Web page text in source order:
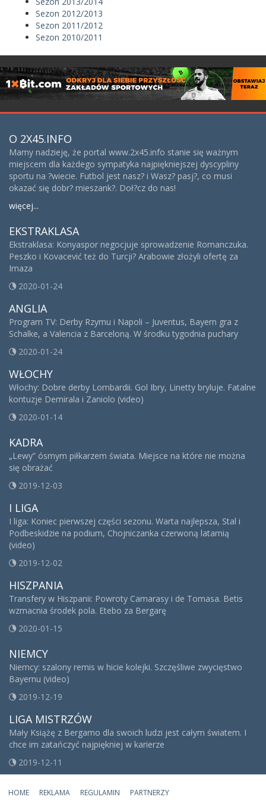
Sezon 2012/2013
Sezon 2011/2012
Sezon 2010/2011
O 2X45.INFO
Mamy nadzieję, że portal www.2x45.info stanie się ważnym
miejscem dla każdego sympatyka najpiękniejszej dyscypliny
sportu na ?wiecie. Futbol jest nasz? i Wasz? pasj?, co musi
okazać się dobr? mieszank?. Doł?cz do nas!
więcej...
EKSTRAKLASA
Ekstraklasa: Konyaspor negocjuje sprowadzenie Romanczuka.
Peszko i Kovacević też do Turcji? Arabowie złożyli ofertę za
Imaza
2020-01-24
ANGLIA
Program TV: Derby Rzymu i Napoli – Juventus, Bayern gra z
Schalke, a Valencia z Barceloną. W środku tygodnia puchary
2020-01-24
WŁOCHY
Włochy: Dobre derby Lombardii. Gol Ibry, Linetty bryluje. Fatalne
kontuzje Demirala i Zaniolo (video)
2020-01-14
KADRA
„Lewy” ósmym piłkarzem świata. Miejsce na które nie można
się obrażać
2019-12-03
I LIGA
I liga: Koniec pierwszej części sezonu. Warta najlepsza, Stal i
Podbeskidzie na podium, Chojniczanka czerwoną latarnią
(video)
2019-12-02
HISZPANIA
Transfery w Hiszpanii: Powroty Camarasy i de Tomasa. Betis
wzmacnia środek pola. Etebo za Bergarę
2020-01-15
NIEMCY
Niemcy: szalony remis w hicie kolejki. Szczęśliwe zwycięstwo
Bayernu (video)
2019-12-19
LIGA MISTRZÓW
Mały Książę z Bergamo dla swoich ludzi jest całym światem. I
chce im zatańczyć najpiękniej w karierze
2019-12-11
HOME REKLAMA REGULAMIN PARTNERZY